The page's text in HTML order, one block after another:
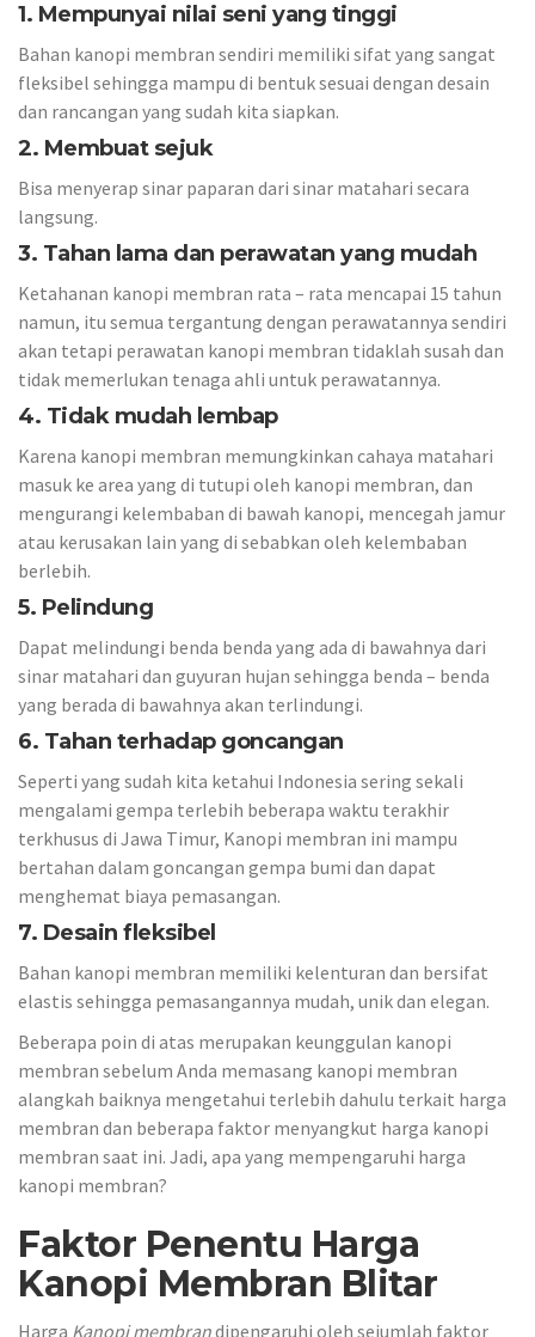
1. Mempunyai nilai seni yang tinggi
Bahan kanopi membran sendiri memiliki sifat yang sangat
fleksibel sehingga mampu di bentuk sesuai dengan desain
dan rancangan yang sudah kita siapkan.
2. Membuat sejuk
Bisa menyerap sinar paparan dari sinar matahari secara
langsung.
3. Tahan lama dan perawatan yang mudah
Ketahanan kanopi membran rata – rata mencapai 15 tahun
namun, itu semua tergantung dengan perawatannya sendiri
akan tetapi perawatan kanopi membran tidaklah susah dan
tidak memerlukan tenaga ahli untuk perawatannya.
4. Tidak mudah lembap
Karena kanopi membran memungkinkan cahaya matahari
masuk ke area yang di tutupi oleh kanopi membran, dan
mengurangi kelembaban di bawah kanopi, mencegah jamur
atau kerusakan lain yang di sebabkan oleh kelembaban
berlebih.
5. Pelindung
Dapat melindungi benda benda yang ada di bawahnya dari
sinar matahari dan guyuran hujan sehingga benda – benda
yang berada di bawahnya akan terlindungi.
6. Tahan terhadap goncangan
Seperti yang sudah kita ketahui Indonesia sering sekali
mengalami gempa terlebih beberapa waktu terakhir
terkhusus di Jawa Timur, Kanopi membran ini mampu
bertahan dalam goncangan gempa bumi dan dapat
menghemat biaya pemasangan.
7. Desain fleksibel
Bahan kanopi membran memiliki kelenturan dan bersifat
elastis sehingga pemasangannya mudah, unik dan elegan.
Beberapa poin di atas merupakan keunggulan kanopi
membran sebelum Anda memasang kanopi membran
alangkah baiknya mengetahui terlebih dahulu terkait harga
membran dan beberapa faktor menyangkut harga kanopi
membran saat ini. Jadi, apa yang mempengaruhi harga
kanopi membran?
Faktor Penentu Harga
Kanopi Membran Blitar
Harga Kanopi membrandipengaruhi oleh sejumlah faktor